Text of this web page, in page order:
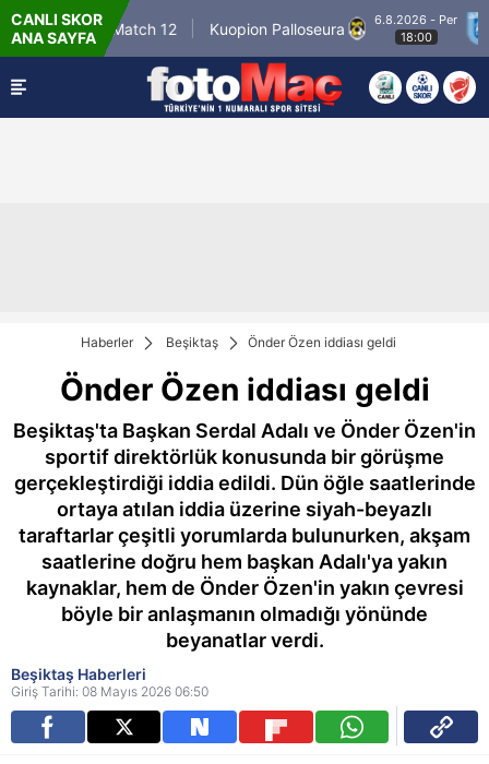
CANLI SKOR
ANA SAYFA
Winner Match 12 Kuopion Palloseura
6.8.2026 - Per
18:00
Haberler Beşiktaş Önder Özen iddiası geldi
Önder Özen iddiası geldi
Beşiktaş'ta Başkan Serdal Adalı ve Önder Özen'in
sportif direktörlük konusunda bir görüşme
gerçekleştirdiği iddia edildi. Dün öğle saatlerinde
ortaya atılan iddia üzerine siyah-beyazlı
taraftarlar çeşitli yorumlarda bulunurken, akşam
saatlerine doğru hem başkan Adalı'ya yakın
kaynaklar, hem de Önder Özen'in yakın çevresi
böyle bir anlaşmanın olmadığı yönünde
beyanatlar verdi.
Beşiktaş Haberleri
Giriş Tarihi: 08 Mayıs 2026 06:50